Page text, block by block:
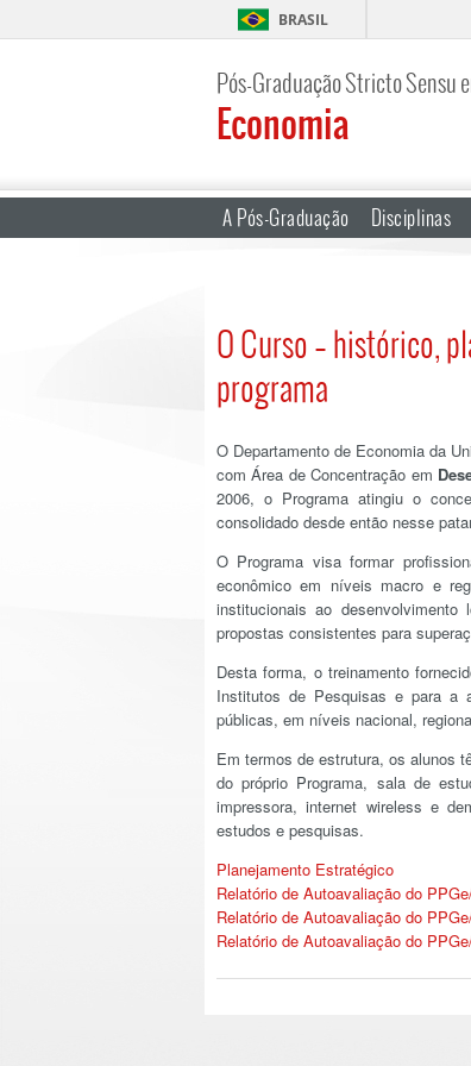
BRASIL
Pós-Graduação Stricto Sensu
Economia
A Pós-Graduação Disciplinas
O Curso – histórico,
programa
O Departamento de Economia da
com Área de Concentração em
2006, o Programa atingiu o
consolidado desde então nesse
O Programa visa formar
econômico em níveis macro e
institucionais ao
propostas consistentes para
Desta forma, o treinamento
Institutos de Pesquisas e para a
públicas, em níveis nacional,
Em termos de estrutura, os alunos
do próprio Programa, sala de
impressora, internet wireless e
estudos e pesquisas.
Planejamento Estratégico
Relatório de Autoavaliação do
Relatório de Autoavaliação do
Relatório de Autoavaliação do